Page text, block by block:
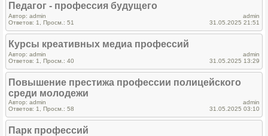
Педагог - профессия будущего
Автор: admin
Ответов: 1, Просм.: 51
admin
31.05.2025 21:51
Курсы креативных медиа профессий
Автор: admin
Ответов: 1, Просм.: 40
admin
31.05.2025 13:29
Повышение престижа профессии полицейского
среди молодежи
Автор: admin
Ответов: 1, Просм.: 58
admin
31.05.2025 03:10
Парк профессий